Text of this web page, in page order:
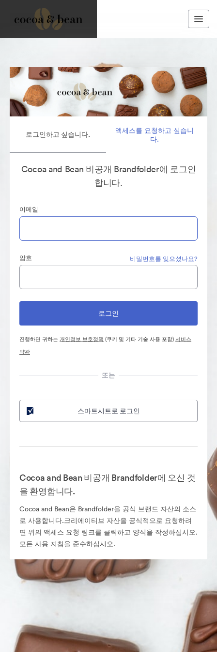
로그인하고 싶습니다.
액세스를 요청하고 싶습니
다.
Cocoa and Bean 비공개 Brandfolder에 로그인
합니다.
이메일
암호 비밀번호를 잊으셨나요?
진행하면 귀하는개인정보 보호정책 (쿠키 및 기타 기술 사용 포함)서비스
약관
또는
스마트시트로 로그인
Cocoa and Bean 비공개 Brandfolder에 오신 것
을 환영합니다.
Cocoa and Bean은 Brandfolder을 공식 브랜드 자산의 소스
로 사용합니다.크리에이티브 자산을 공식적으로 요청하려
면 위의 액세스 요청 링크를 클릭하고 양식을 작성하십시오.
모든 사용 지침을 준수하십시오.